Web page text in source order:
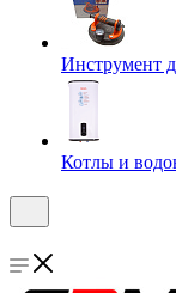
Инструмент
Котлы и